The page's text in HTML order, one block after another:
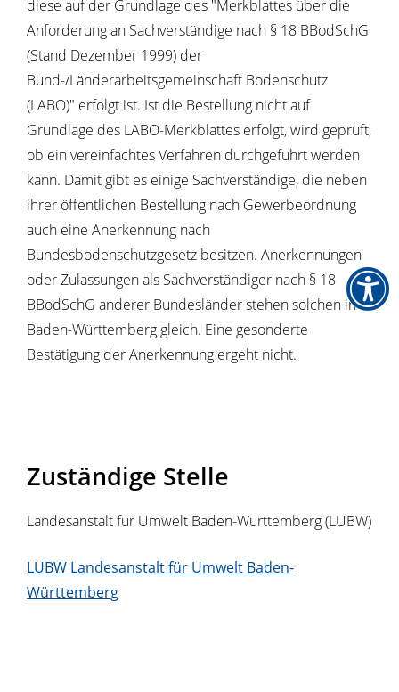
diese auf der Grundlage des "Merkblattes über die
Anforderung an Sachverständige nach § 18 BBodSchG
(Stand Dezember 1999) der
Bund-/Länderarbeitsgemeinschaft Bodenschutz
(LABO)" erfolgt ist. Ist die Bestellung nicht auf
Grundlage des LABO-Merkblattes erfolgt, wird geprüft,
ob ein vereinfachtes Verfahren durchgeführt werden
kann. Damit gibt es einige Sachverständige, die neben
ihrer öffentlichen Bestellung nach Gewerbeordnung
auch eine Anerkennung nach
Bundesbodenschutzgesetz besitzen. Anerkennungen
oder Zulassungen als Sachverständiger nach § 18
BBodSchG anderer Bundesländer stehen solchen in
Baden-Württemberg gleich. Eine gesonderte
Bestätigung der Anerkennung ergeht nicht.
Zuständige Stelle
Landesanstalt für Umwelt Baden-Württemberg (LUBW)
LUBW Landesanstalt für Umwelt Baden-
Württemberg